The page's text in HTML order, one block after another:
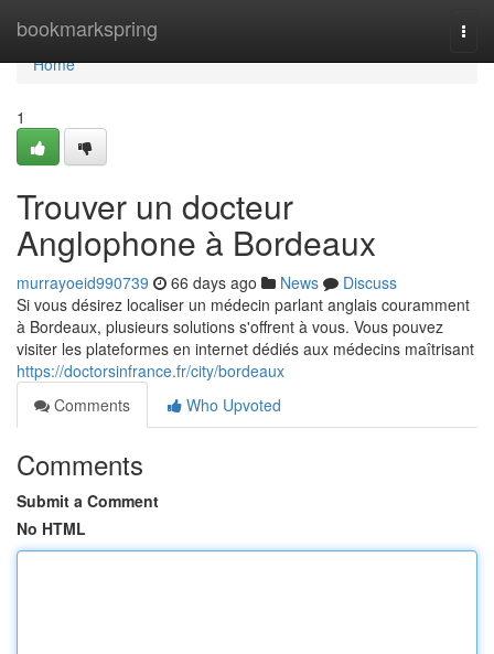
bookmarkspring
Home
Home
1
Trouver un docteur
Anglophone à Bordeaux
murrayoeid990739 66 days ago News
Discuss
Si vous désirez localiser un médecin parlant anglais couramment
à Bordeaux, plusieurs solutions s'offrent à vous. Vous pouvez
visiter les plateformes en internet dédiés aux médecins maîtrisant
https://doctorsinfrance.fr/city/bordeaux
Comments
Who Upvoted
Comments
Submit a Comment
No HTML